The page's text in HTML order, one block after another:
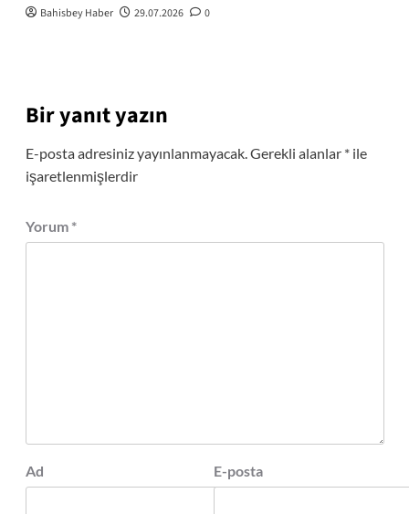
Bahisbey Haber 29.07.2026 0
Bir yanıt yazın
E-posta adresiniz yayınlanmayacak.Gerekli alanlar *ile
işaretlenmişlerdir
Yorum *
Ad E-posta